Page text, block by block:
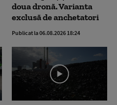
doua dronă. Varianta
exclusă de anchetatori
Publicat la 06.08.2026 18:24